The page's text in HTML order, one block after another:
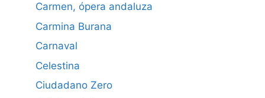
Carmen, ópera andaluza
Carmina Burana
Carnaval
Celestina
Ciudadano Zero